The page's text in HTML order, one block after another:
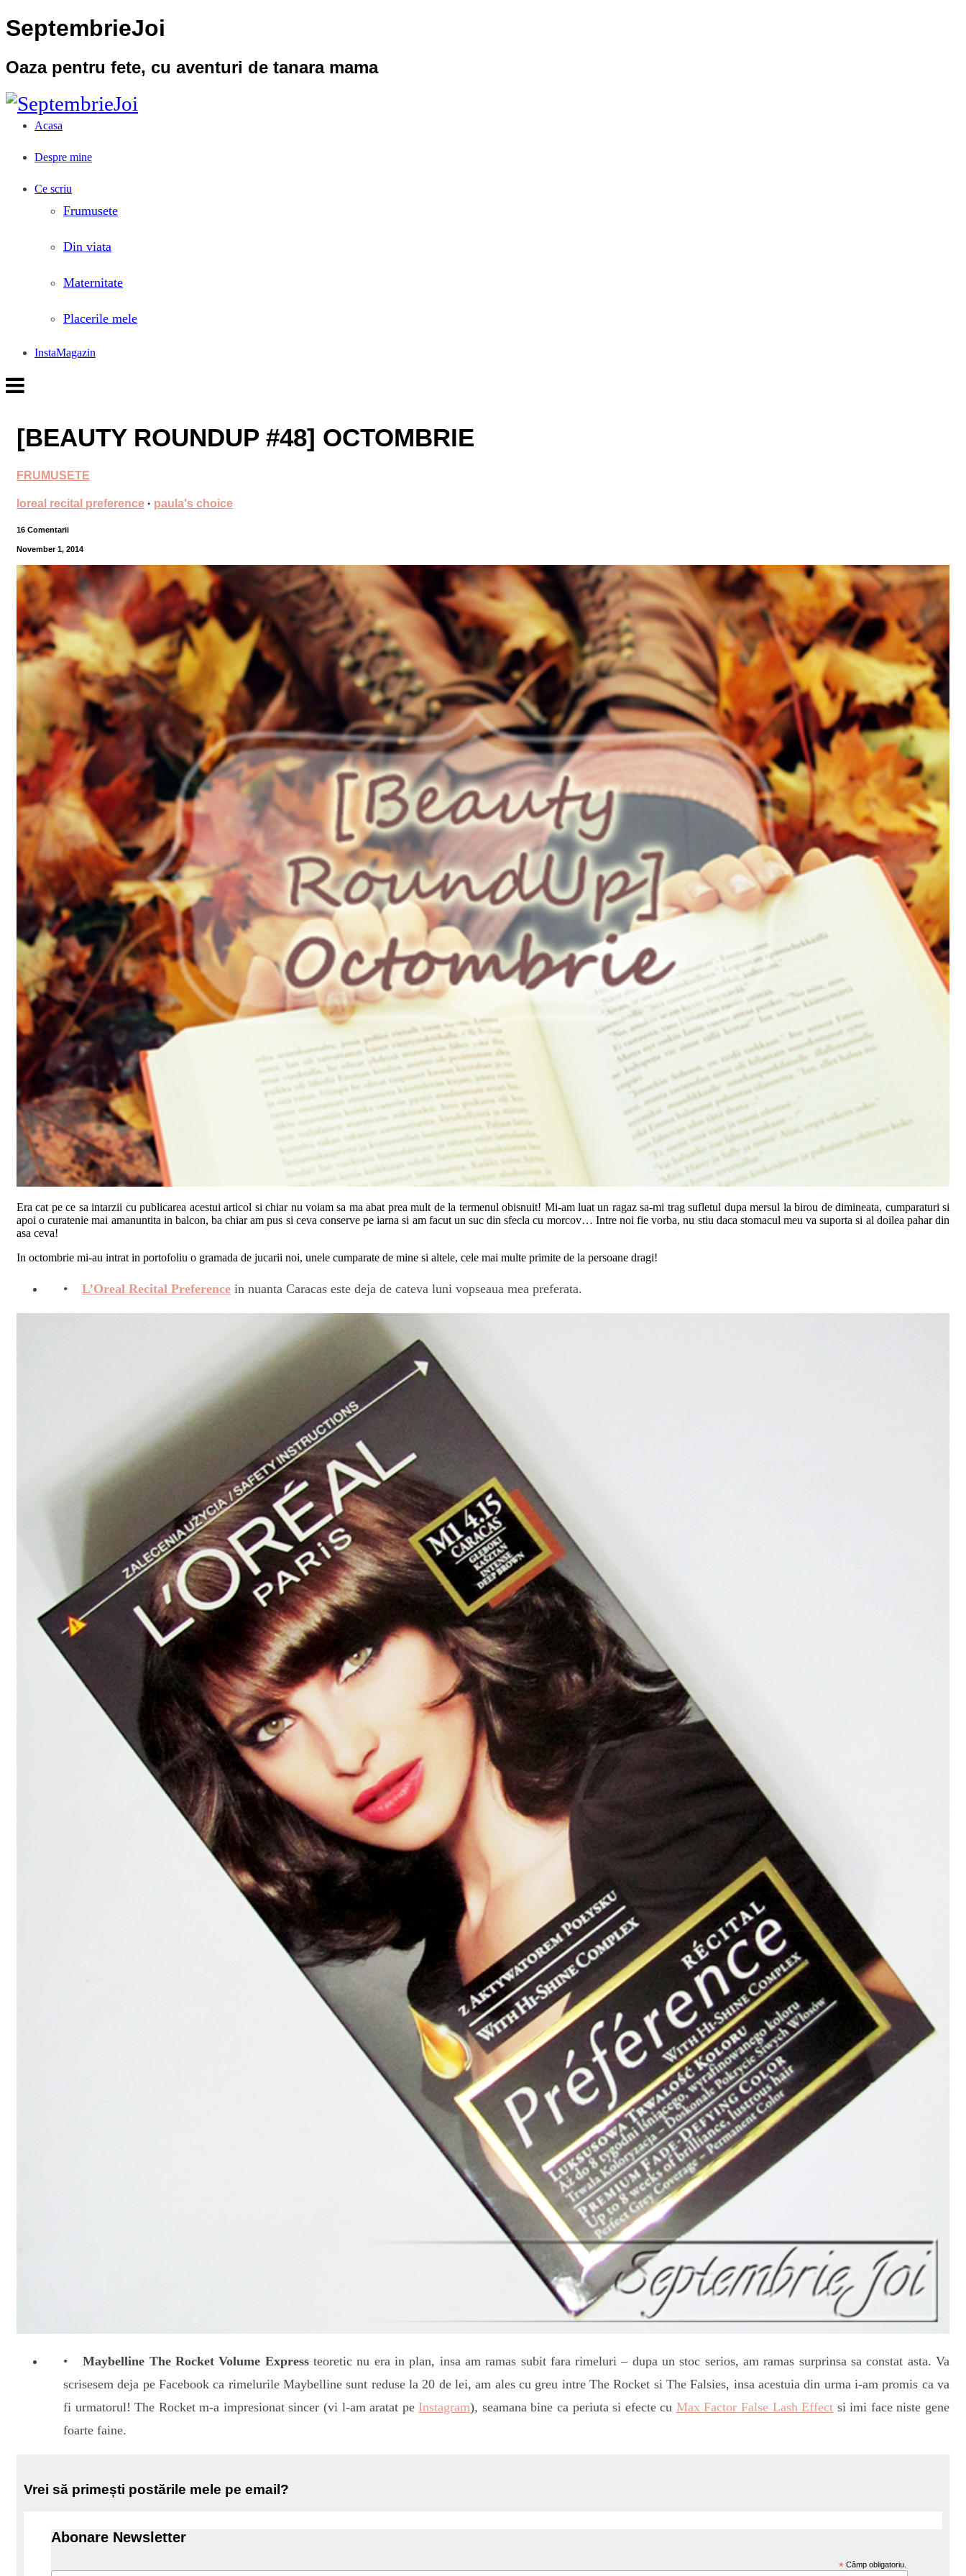
SeptembrieJoi
Oaza pentru fete, cu aventuri de tanara mama
Acasa
Despre mine
Ce scriu
Frumusete
Din viata
Maternitate
Placerile mele
InstaMagazin
[BEAUTY ROUNDUP #48] OCTOMBRIE
FRUMUSETE
loreal recital preference · paula's choice
16 Comentarii
November 1, 2014
Era cat pe ce sa intarzii cu publicarea acestui articol si chiar nu voiam sa ma abat prea mult de la termenul obisnuit! Mi-am luat un ragaz sa-mi trag sufletul dupa mersul la birou de dimineata, cumparaturi si
apoi o curatenie mai amanuntita in balcon, ba chiar am pus si ceva conserve pe iarna si am facut un suc din sfecla cu morcov… Intre noi fie vorba, nu stiu daca stomacul meu va suporta si al doilea pahar din
asa ceva!
In octombrie mi-au intrat in portofoliu o gramada de jucarii noi, unele cumparate de mine si altele, cele mai multe primite de la persoane dragi!
L’Oreal Recital Preference in nuanta Caracas este deja de cateva luni vopseaua mea preferata.
Maybelline The Rocket Volume Expressteoretic nu era in plan, insa am ramas subit fara rimeluri – dupa un stoc serios, am ramas surprinsa sa constat asta. Va
scrisesem deja pe Facebook ca rimelurile Maybelline sunt reduse la 20 de lei, am ales cu greu intre The Rocket si The Falsies, insa acestuia din urma i-am promis ca va
fi urmatorul! The Rocket m-a impresionat sincer (vi l-am aratat pe Instagram), seamana bine ca periuta si efecte cu Max Factor False Lash Effect si imi face niste gene
foarte faine.
Vrei să primești postările mele pe email?
Abonare Newsletter
* Câmp obligatoriu.